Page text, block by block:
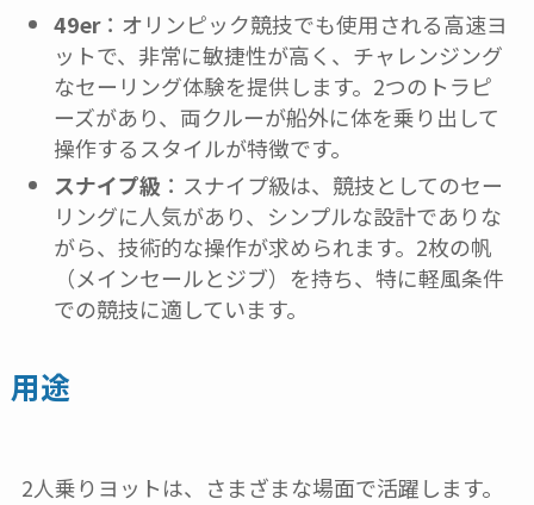
49er：オリンピック競技でも使用される高速ヨ
ットで、非常に敏捷性が高く、チャレンジング
なセーリング体験を提供します。2つのトラピ
ーズがあり、両クルーが船外に体を乗り出して
操作するスタイルが特徴です。
スナイプ級 ：スナイプ級は、競技としてのセー
リングに人気があり、シンプルな設計でありな
がら、技術的な操作が求められます。2枚の帆
（メインセールとジブ）を持ち、特に軽風条件
での競技に適しています。
用途
2人乗りヨットは、さまざまな場面で活躍します。